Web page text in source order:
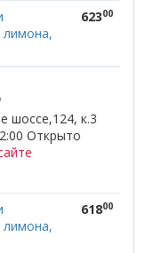
лимона,
62300
шоссе,124, к.3
Открыто
лимона,
61800